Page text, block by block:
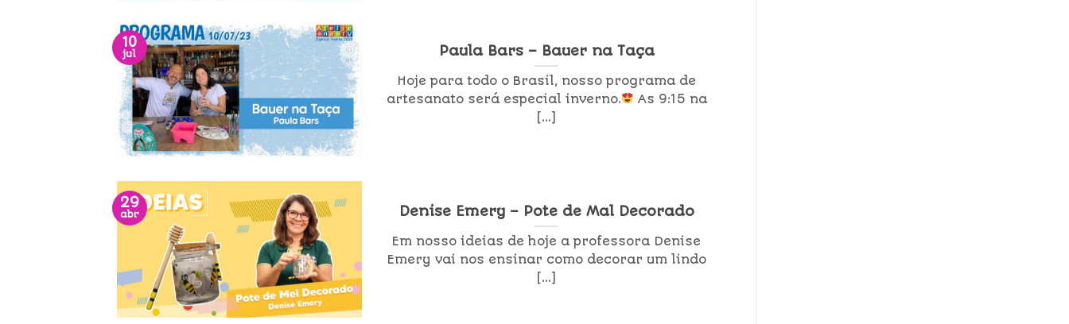
Paula Bars – Bauer na Taça
Hoje para todo o Brasil, nosso programa de
artesanato será especial inverno.
As 9:15 na
[...]
10
jul
Denise Emery – Pote de Mal Decorado
Em nosso ideias de hoje a professora Denise
Emery vai nos ensinar como decorar um lindo
[...]
29
abr